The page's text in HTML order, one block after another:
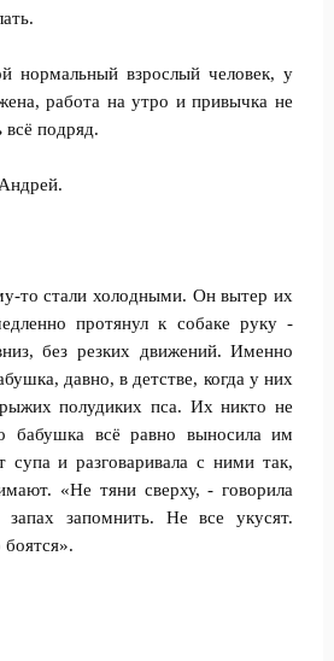
нормальный взрослый человек, у
работа на утро и привычка не
подряд.
то стали холодными. Он вытер их
протянул к собаке руку -
без резких движений. Именно
давно, в детстве, когда у них
полудиких пса. Их никто не
бабушка всё равно выносила им
супа и разговаривала с ними так,
«Не тяни сверху, - говорила
запомнить. Не все укусят.